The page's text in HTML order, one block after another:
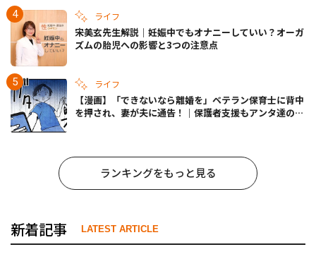
ライフ
宋美玄先生解説｜妊娠中でもオナニーしていい？オーガ
ズムの胎児への影響と3つの注意点
ライフ
【漫画】「できないなら離婚を」ベテラン保育士に背中
を押され、妻が夫に通告！｜保護者支援もアンタ達の仕
ランキングをもっと見る
新着記事 LATEST ARTICLE